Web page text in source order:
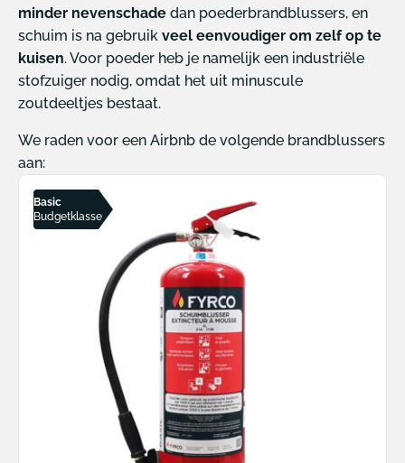
minder nevenschade dan poederbrandblussers, en
schuim is na gebruik veel eenvoudiger om zelf op te
kuisen. Voor poeder heb je namelijk een industriële
stofzuiger nodig, omdat het uit minuscule
zoutdeeltjes bestaat.
We raden voor een Airbnb de volgende brandblussers
aan:
Basic
Budgetklasse